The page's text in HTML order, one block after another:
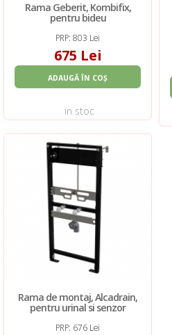
Rama Geberit, Kombifix,
pentru bideu
PRP: 803 Lei
675 Lei
ADAUGĂ ÎN COȘ
in stoc
Rama de montaj, Alcadrain,
pentru urinal si senzor
PRP: 676 Lei